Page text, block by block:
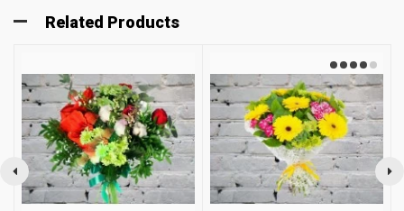
Related Products